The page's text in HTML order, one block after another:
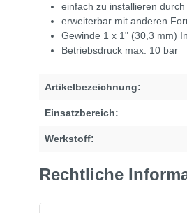
einfach zu installieren
erweiterbar mit anderen
Gewinde 1 x 1" (30,3 mm)
Betriebsdruck max. 10 bar
Artikelbezeichnung:
Einsatzbereich:
Werkstoff:
Rechtliche